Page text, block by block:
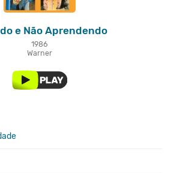
e Não Aprendendo
1986
Warner